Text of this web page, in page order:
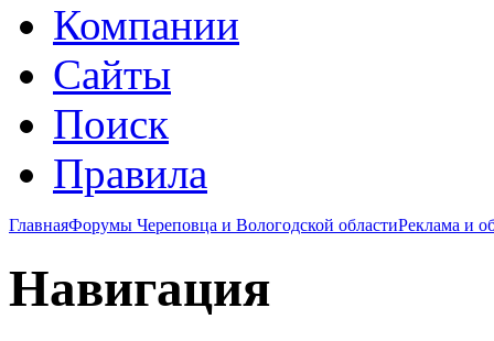
Компании
Сайты
Поиск
Правила
ГлавнаяФорумы Череповца и Вологодской областиРеклама и
Навигация